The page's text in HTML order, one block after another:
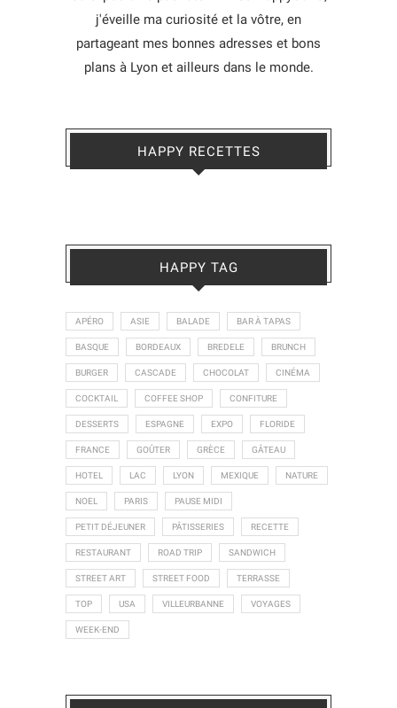
j'éveille ma curiosité et la vôtre, en
partageant mes bonnes adresses et bons
plans à Lyon et ailleurs dans le monde.
HAPPY RECETTES
HAPPY TAG
APÉRO ASIE BALADE BAR À TAPAS
BASQUE BORDEAUX BREDELE BRUNCH
BURGER CASCADE CHOCOLAT CINÉMA
COCKTAIL COFFEE SHOP CONFITURE
DESSERTS ESPAGNE EXPO FLORIDE
FRANCE GOÛTER GRÈCE GÂTEAU
HOTEL LAC LYON MEXIQUE NATURE
NOEL PARIS PAUSE MIDI
PETIT DÉJEUNER PÂTISSERIES RECETTE
RESTAURANT ROAD TRIP SANDWICH
STREET ART STREET FOOD TERRASSE
TOP USA VILLEURBANNE VOYAGES
WEEK-END